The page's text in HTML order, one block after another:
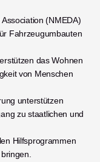
(NMEDA)
Fahrzeugumbauten
das Wohnen
von Menschen
unterstützen
zu staatlichen und
Hilfsprogrammen